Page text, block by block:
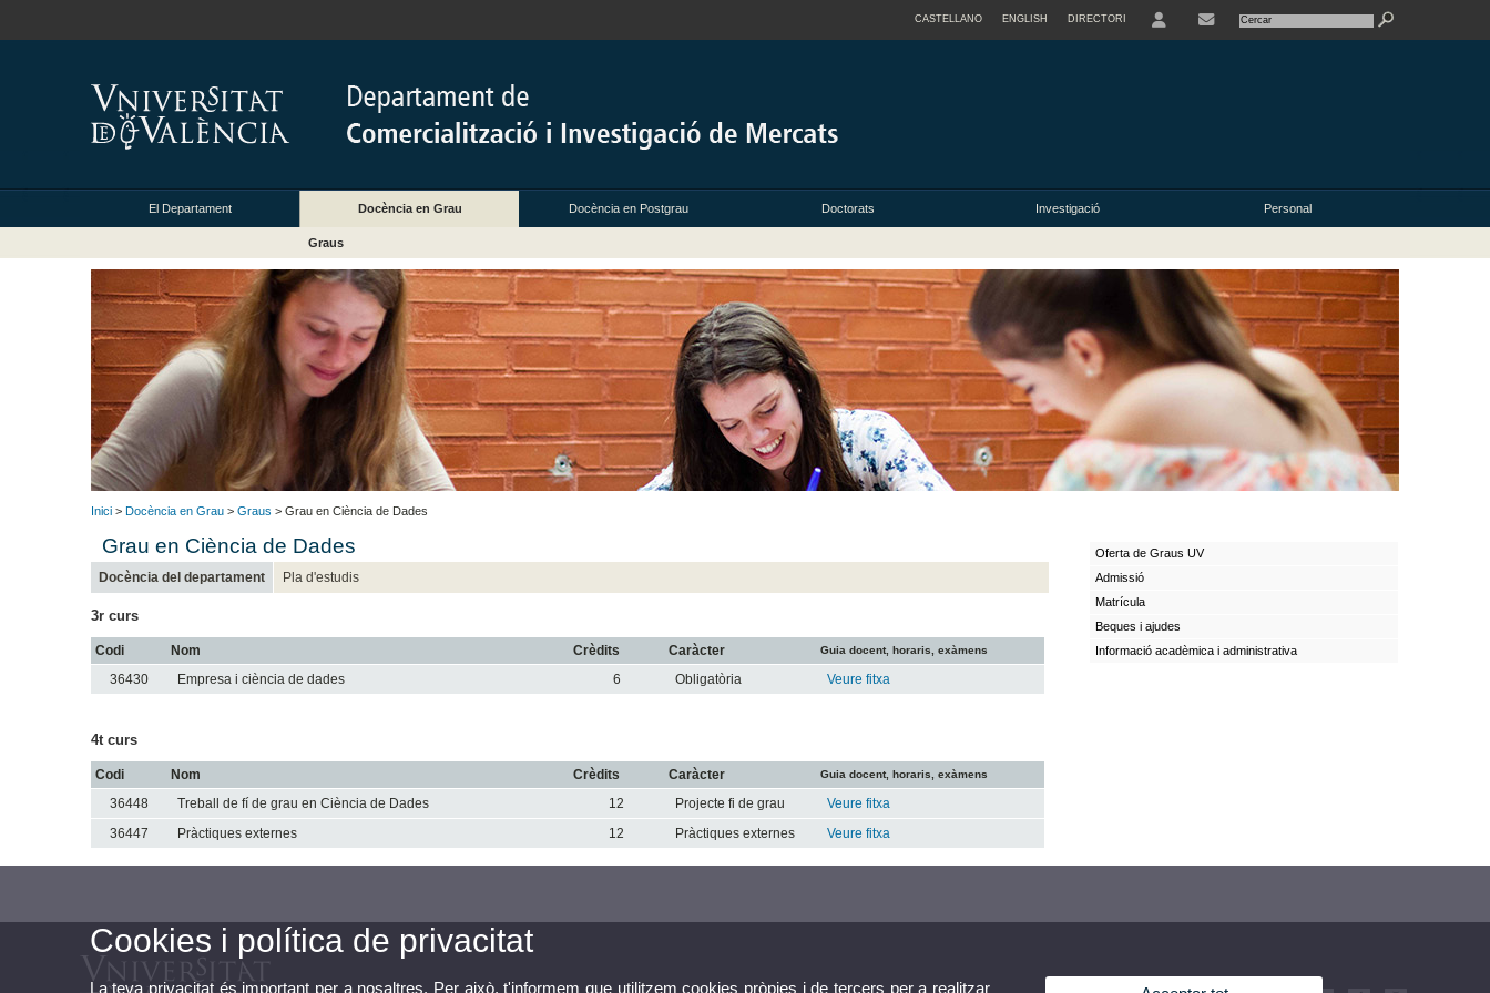
CASTELLANO ENGLISH DIRECTORI
El Departament Docència en Grau Docència en Postgrau Doctorats Investigació Personal
Graus
Inici > Docència en Grau > Graus > Grau en Ciència de Dades
Grau en Ciència de Dades
Docència del departament Pla d'estudis
3r curs
Codi Nom Crèdits Caràcter Guia docent, horaris, exàmens
36430 Empresa i ciència de dades 6 Obligatòria Veure fitxa
4t curs
Codi Nom Crèdits Caràcter Guia docent, horaris, exàmens
36448 Treball de fí de grau en Ciència de Dades 12 Projecte fi de grau
Veure fitxa
36447
Pràctiques externes 12 Pràctiques externes Veure fitxa
Oferta de Graus UV
Admissió
Matrícula
Beques i ajudes
Informació acadèmica i administrativa
Cookies i política de privacitat
La teva privacitat és important per a nosaltres. Per això, t'informem que utilitzem cookies pròpies i de tercers per a realitzar